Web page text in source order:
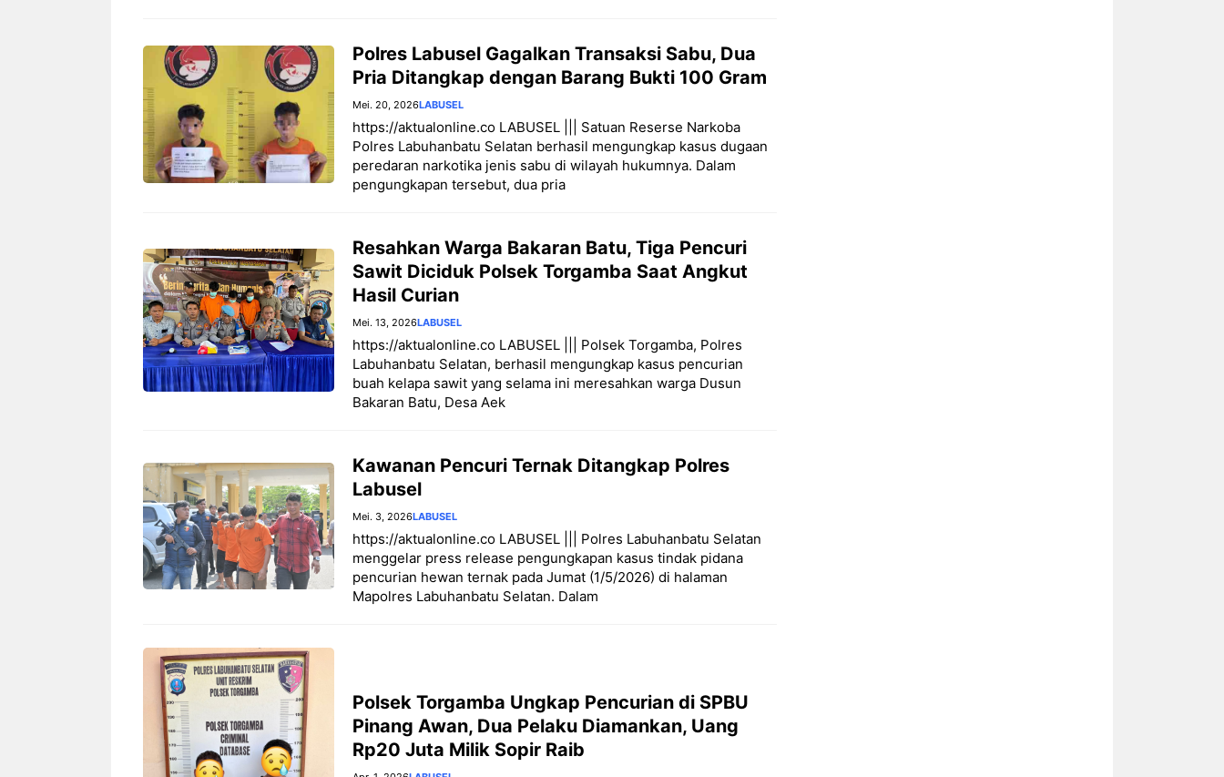
Polres Labusel Gagalkan Transaksi Sabu, Dua
Pria Ditangkap dengan Barang Bukti 100 Gram
Mei. 20, 2026LABUSEL
https://aktualonline.co LABUSEL ||| Satuan Reserse Narkoba
Polres Labuhanbatu Selatan berhasil mengungkap kasus dugaan
peredaran narkotika jenis sabu di wilayah hukumnya. Dalam
pengungkapan tersebut, dua pria
Resahkan Warga Bakaran Batu, Tiga Pencuri
Sawit Diciduk Polsek Torgamba Saat Angkut
Hasil Curian
Mei. 13, 2026LABUSEL
https://aktualonline.co LABUSEL ||| Polsek Torgamba, Polres
Labuhanbatu Selatan, berhasil mengungkap kasus pencurian
buah kelapa sawit yang selama ini meresahkan warga Dusun
Bakaran Batu, Desa Aek
Kawanan Pencuri Ternak Ditangkap Polres
Labusel
Mei. 3, 2026LABUSEL
https://aktualonline.co LABUSEL ||| Polres Labuhanbatu Selatan
menggelar press release pengungkapan kasus tindak pidana
pencurian hewan ternak pada Jumat (1/5/2026) di halaman
Mapolres Labuhanbatu Selatan. Dalam
Polsek Torgamba Ungkap Pencurian di SPBU
Pinang Awan, Dua Pelaku Diamankan, Uang
Rp20 Juta Milik Sopir Raib